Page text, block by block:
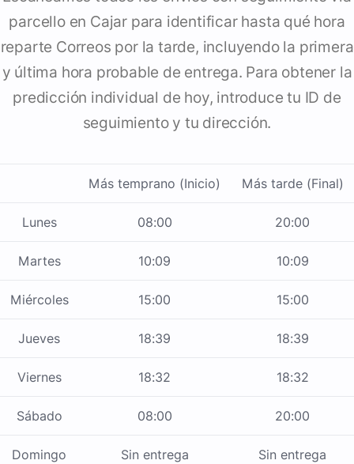
parcello en Cajar para identificar hasta qué hora
reparte Correos por la tarde, incluyendo la primera
y última hora probable de entrega. Para obtener la
predicción individual de hoy, introduce tu ID de
seguimiento y tu dirección.
Más temprano (Inicio) Más tarde (Final)
Lunes 08:00 20:00
Martes 10:09 10:09
Miércoles 15:00 15:00
Jueves 18:39 18:39
Viernes 18:32 18:32
Sábado 08:00 20:00
Domingo Sin entrega Sin entrega